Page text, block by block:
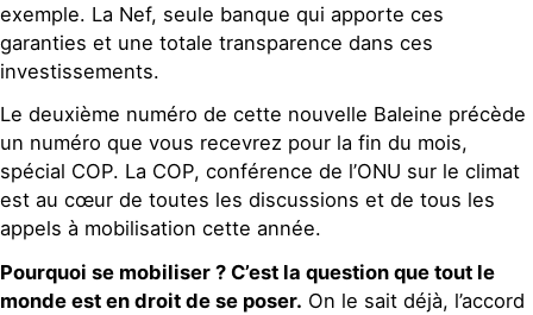
exemple. La Nef, seule banque qui apporte ces
garanties et une totale transparence dans ces
investissements.
Le deuxième numéro de cette nouvelle Baleine précède
un numéro que vous recevrez pour la fin du mois,
spécial COP. La COP, conférence de l’ONU sur le climat
est au cœur de toutes les discussions et de tous les
appels à mobilisation cette année.
Pourquoi se mobiliser ? C’est la question que tout le
monde est en droit de se poser. On le sait déjà, l’accord